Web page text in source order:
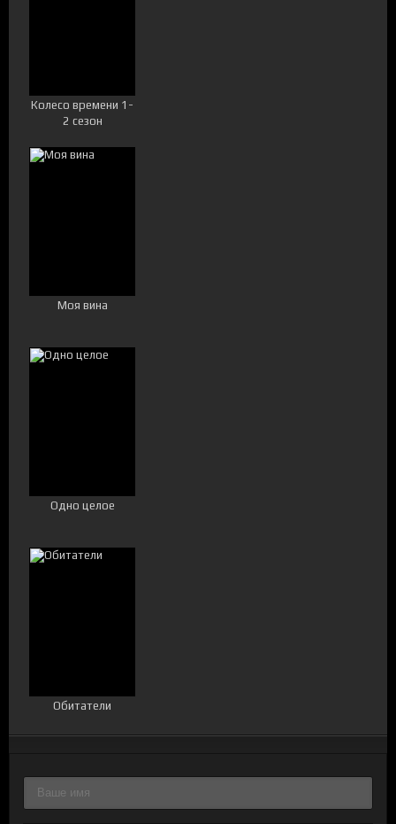
Колесо времени 1-
2 сезон
Моя вина
Одно целое
Обитатели